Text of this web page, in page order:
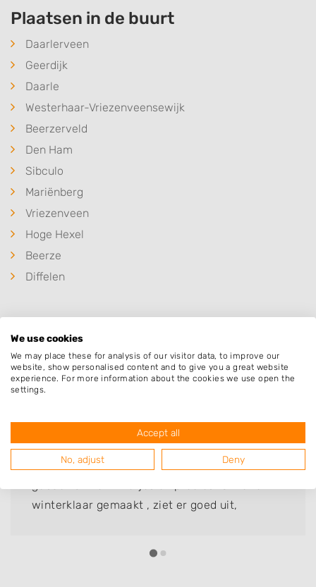
Plaatsen in de buurt
Daarlerveen
Geerdijk
Daarle
Westerhaar-Vriezenveensewijk
Beerzerveld
Den Ham
Sibculo
Mariënberg
Vriezenveen
Hoge Hexel
Beerze
Diffelen
Deze mensen gingen u voor
Hoveniersbedrijf Nijenhuis
Wat een mooie overkapping heeft Albert
winterklaar gemaakt , ziet er goed uit,
We use cookies
We may place these for analysis of our visitor data, to improve our
website, show personalised content and to give you a great website
experience. For more information about the cookies we use open the
settings.
Accept all
No, adjust Deny